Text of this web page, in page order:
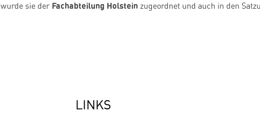
wurde sie der Fachabteilung Holstein zugeordnet und auch in den
LINKS